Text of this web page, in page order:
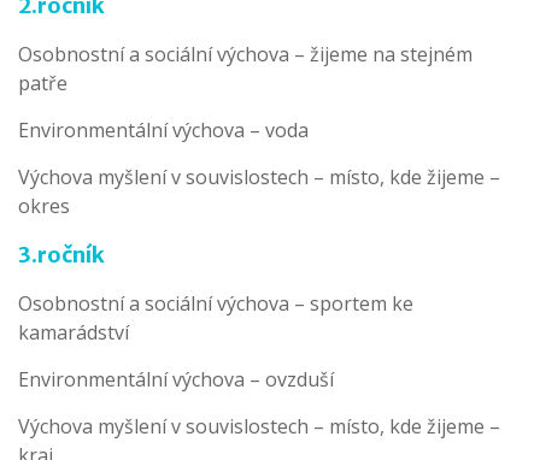
Osobnostní a sociální výchova – žijeme na stejném
patře
Environmentální výchova – voda
Výchova myšlení v souvislostech – místo, kde žijeme –
okres
3.ročník
Osobnostní a sociální výchova – sportem ke
kamarádství
Environmentální výchova – ovzduší
Výchova myšlení v souvislostech – místo, kde žijeme –